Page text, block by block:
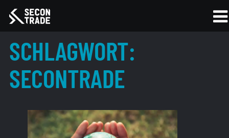
SCHLAGWORT:
SECONTRADE